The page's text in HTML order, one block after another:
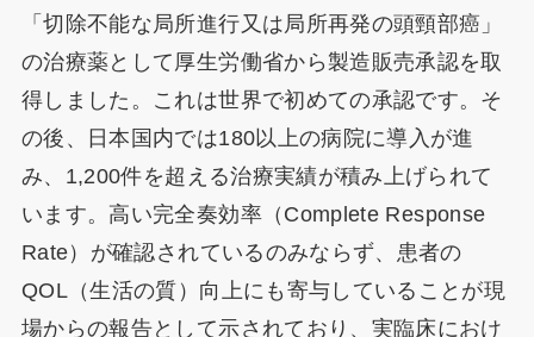
「切除不能な局所進行又は局所再発の頭頸部癌」
の治療薬として厚生労働省から製造販売承認を取
得しました。これは世界で初めての承認です。そ
の後、日本国内では180以上の病院に導入が進
み、1,200件を超える治療実績が積み上げられて
います。高い完全奏効率（Complete Response
Rate）が確認されているのみならず、患者の
QOL（生活の質）向上にも寄与していることが現
場からの報告として示されており、実臨床におけ